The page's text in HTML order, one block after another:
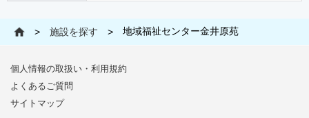
> 施設を探す > 地域福祉センター金井原苑
個人情報の取扱い・利用規約
よくあるご質問
サイトマップ